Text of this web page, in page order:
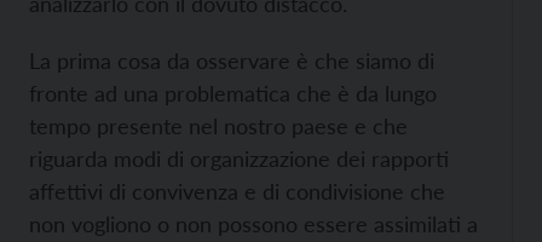
La prima cosa da osservare è che siamo di
fronte ad una problematica che è da lungo
tempo presente nel nostro paese e che
riguarda modi di organizzazione dei rapporti
affettivi di convivenza e di condivisione che
non vogliono o non possono essere assimilati a